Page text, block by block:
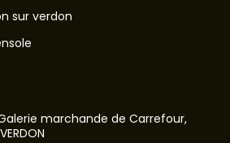
sur verdon
marchande de Carrefour,